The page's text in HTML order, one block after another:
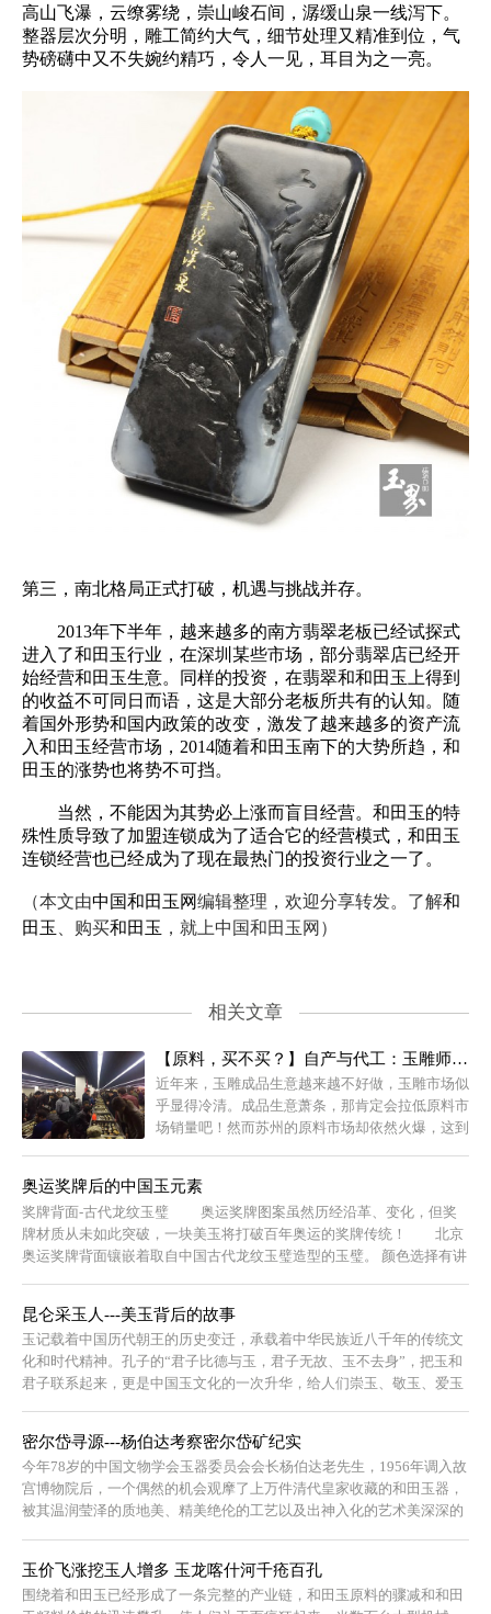
高山飞瀑，云缭雾绕，崇山峻石间，潺缓山泉一线泻下。
整器层次分明，雕工简约大气，细节处理又精准到位，气
势磅礴中又不失婉约精巧，令人一见，耳目为之一亮。
第三，南北格局正式打破，机遇与挑战并存。
2013年下半年，越来越多的南方翡翠老板已经试探式
进入了和田玉行业，在深圳某些市场，部分翡翠店已经开
始经营和田玉生意。同样的投资，在翡翠和和田玉上得到
的收益不可同日而语，这是大部分老板所共有的认知。随
着国外形势和国内政策的改变，激发了越来越多的资产流
入和田玉经营市场，2014随着和田玉南下的大势所趋，和
田玉的涨势也将势不可挡。
当然，不能因为其势必上涨而盲目经营。和田玉的特
殊性质导致了加盟连锁成为了适合它的经营模式，和田玉
连锁经营也已经成为了现在最热门的投资行业之一了。
（本文由中国和田玉网编辑整理，欢迎分享转发。了解和
田玉
、购买和田玉 ，就上中国和田玉网）
相关文章
【原料，买不买？】自产与代工：玉雕师“自我vs生存”
近年来，玉雕成品生意越来越不好做，玉雕市场似
乎显得冷清。成品生意萧条，那肯定会拉低原料市
场销量吧！然而苏州的原料市场却依然火爆，这到
奥运奖牌后的中国玉元素
奖牌背面-古代龙纹玉璧 奥运奖牌图案虽然历经沿革、变化，但奖
牌材质从未如此突破，一块美玉将打破百年奥运的奖牌传统！ 北京
奥运奖牌背面镶嵌着取自中国古代龙纹玉璧造型的玉璧。 颜色选择有讲
昆仑采玉人---美玉背后的故事
玉记载着中国历代朝王的历史变迁，承载着中华民族近八千年的传统文
化和时代精神。孔子的“君子比德与玉，君子无故、玉不去身”，把玉和
君子联系起来，更是中国玉文化的一次升华，给人们崇玉、敬玉、爱玉
密尔岱寻源---杨伯达考察密尔岱矿纪实
今年78岁的中国文物学会玉器委员会会长杨伯达老先生，1956年调入故
宫博物院后，一个偶然的机会观摩了上万件清代皇家收藏的和田玉器，
被其温润莹泽的质地美、精美绝伦的工艺以及出神入化的艺术美深深的
玉价飞涨挖玉人增多 玉龙喀什河千疮百孔
围绕着和田玉已经形成了一条完整的产业链，和田玉原料的骤减和和田